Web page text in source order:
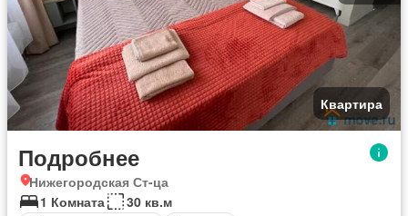
Квартира
Подробнее
Нижегородская Ст-ца
1 Комната
30 кв.м